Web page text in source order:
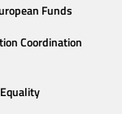
Funds
Coordination